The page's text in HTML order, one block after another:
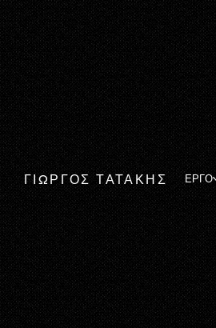
ΓΙΩΡΓΟΣ ΤΑΤΑΚΗΣ ΕΡΓΟ